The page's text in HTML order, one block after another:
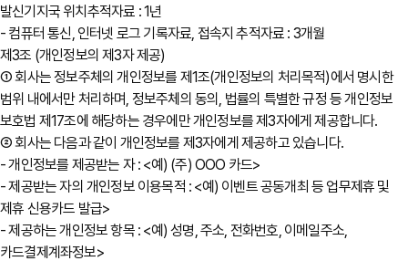
발신기지국 위치추적자료 : 1년
- 컴퓨터 통신, 인터넷 로그 기록자료, 접속지 추적자료 : 3개월
제3조 (개인정보의 제3자 제공)
① 회사는 정보주체의 개인정보를 제1조(개인정보의 처리목적)에서 명시한
범위 내에서만 처리하며, 정보주체의 동의, 법률의 특별한 규정 등 개인정보
보호법 제17조에 해당하는 경우에만 개인정보를 제3자에게 제공합니다.
② 회사는 다음과 같이 개인정보를 제3자에게 제공하고 있습니다.
- 개인정보를 제공받는 자 : <예) (주) OOO 카드>
- 제공받는 자의 개인정보 이용목적 : <예) 이벤트 공동개최 등 업무제휴 및
제휴 신용카드 발급>
- 제공하는 개인정보 항목 : <예) 성명, 주소, 전화번호, 이메일주소,
카드결제계좌정보>